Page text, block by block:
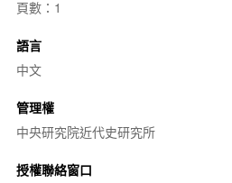
頁數：1
語言
中文
管理權
中央研究院近代史研究所
授權聯絡窗口